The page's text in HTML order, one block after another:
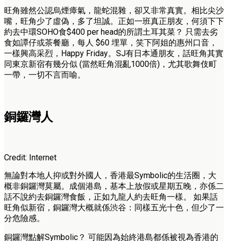
旺角雖然公認烏煙瘴氣，龍蛇混雜，卻又非常真實。相比尖沙
嘴，旺角少了虛偽，多了坦誠。正如一班真正朋友，何須下下
約去中環SOHO食$400 per head的所謂土耳其菜？ 只需去劣
食如譚仔或茶餐廳，每人 $60 埋單，笑下阿姐的惠州口音，
一樣興高采烈，Happy Friday。SJ有日本通朋友，話旺角其實
同東京新宿有幾分似 (當然旺角混亂1000倍)，尤其歌舞伎町
一帶，一切不言而喻。
銅鑼灣人
Credit: Internet
無論對本地人抑或對外國人，香港最Symbolic的生活圈，大
概非銅鑼灣莫屬。成個港島，基本上放假或星期五晚，亦係二
話不說約去銅鑼灣食飯，正如九龍人約去旺角一樣。 如果話
旺角似新宿，銅鑼灣大概就係渋谷：同樣五光十色，但少了一
分危險感。
銅鑼灣點解Symbolic？ 可能因為始終港島都係被視為香港的